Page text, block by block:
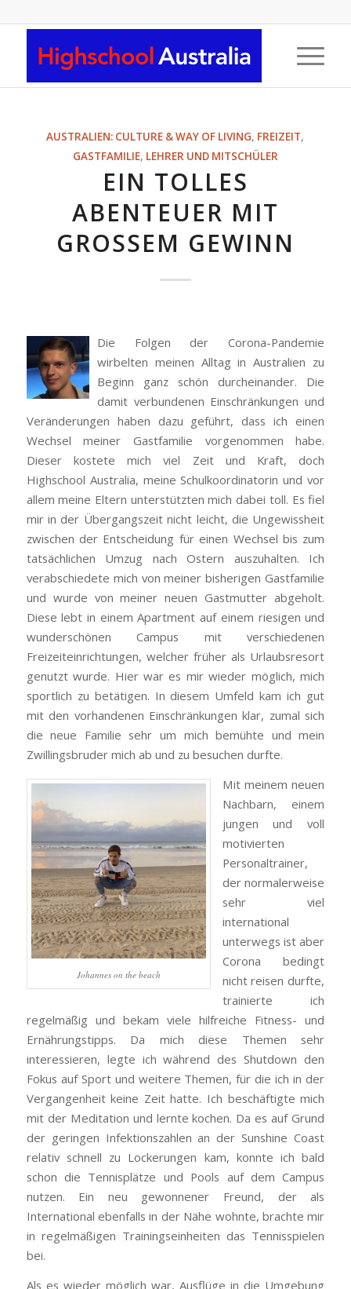
AUSTRALIEN: CULTURE & WAY OF LIVING, FREIZEIT,
GASTFAMILIE, LEHRER UND MITSCHÜLER
EIN TOLLES
ABENTEUER MIT
GROSSEM GEWINN
Die Folgen der Corona-Pandemie
wirbelten meinen Alltag in Australien zu
Beginn ganz schön durcheinander. Die
damit verbundenen Einschränkungen und
Veränderungen haben dazu geführt, dass ich einen
Wechsel meiner Gastfamilie vorgenommen habe.
Dieser kostete mich viel Zeit und Kraft, doch
Highschool Australia, meine Schulkoordinatorin und vor
allem meine Eltern unterstützten mich dabei toll. Es fiel
mir in der Übergangszeit nicht leicht, die Ungewissheit
zwischen der Entscheidung für einen Wechsel bis zum
tatsächlichen Umzug nach Ostern auszuhalten. Ich
verabschiedete mich von meiner bisherigen Gastfamilie
und wurde von meiner neuen Gastmutter abgeholt.
Diese lebt in einem Apartment auf einem riesigen und
wunderschönen Campus mit verschiedenen
Freizeiteinrichtungen, welcher früher als Urlaubsresort
genutzt wurde. Hier war es mir wieder möglich, mich
sportlich zu betätigen. In diesem Umfeld kam ich gut
mit den vorhandenen Einschränkungen klar, zumal sich
die neue Familie sehr um mich bemühte und mein
Zwillingsbruder mich ab und zu besuchen durfte.
Johannes on the beach
Mit meinem neuen
Nachbarn, einem
jungen und voll
motivierten
Personaltrainer,
der normalerweise
sehr viel
international
unterwegs ist aber
Corona bedingt
nicht reisen durfte,
trainierte ich
regelmäßig und bekam viele hilfreiche Fitness- und
Ernährungstipps. Da mich diese Themen sehr
interessieren, legte ich während des Shutdown den
Fokus auf Sport und weitere Themen, für die ich in der
Vergangenheit keine Zeit hatte. Ich beschäftigte mich
mit der Meditation und lernte kochen. Da es auf Grund
der geringen Infektionszahlen an der Sunshine Coast
relativ schnell zu Lockerungen kam, konnte ich bald
schon die Tennisplätze und Pools auf dem Campus
nutzen. Ein neu gewonnener Freund, der als
International ebenfalls in der Nähe wohnte, brachte mir
in regelmäßigen Trainingseinheiten das Tennisspielen
bei.
Als es wieder möglich war, Ausflüge in die Umgebung